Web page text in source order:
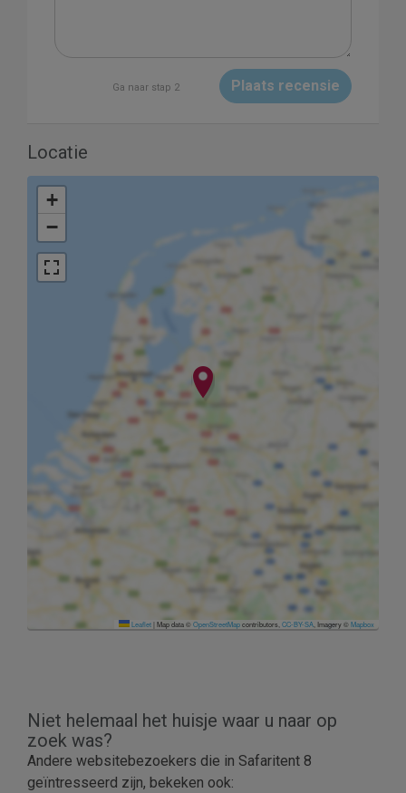
Ga naar stap 2 Plaats recensie
Locatie
+
−
Leaflet|Map data ©OpenStreetMapcontributors,CC-BY-SA, Imagery ©Mapbox
Niet helemaal het huisje waar u naar op
zoek was?
Andere websitebezoekers die in Safaritent 8
geïntresseerd zijn, bekeken ook: